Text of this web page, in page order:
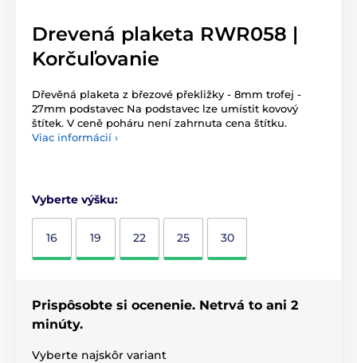
Drevená plaketa RWR058 |
Korčuľovanie
Dřevěná plaketa z březové překližky - 8mm trofej -
27mm podstavec Na podstavec lze umístit kovový
štítek. V ceně poháru není zahrnuta cena štítku.
Viac informácií ›
Vyberte výšku:
16 19 22 25 30
Prispôsobte si ocenenie. Netrvá to ani 2
minúty.
Vyberte najskôr variant